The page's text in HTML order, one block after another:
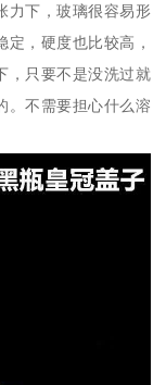
力下，玻璃很容易形
，硬度也比较高，
，只要不是没洗过就
。不需要担心什么溶